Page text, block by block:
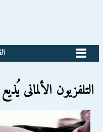
التلفزيون الألمانى